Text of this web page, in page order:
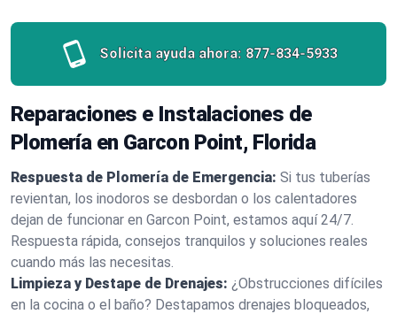
Solicita ayuda ahora: 877-834-5933
Reparaciones e Instalaciones de
Plomería en Garcon Point, Florida
Respuesta de Plomería de Emergencia: Si tus tuberías
revientan, los inodoros se desbordan o los calentadores
dejan de funcionar en Garcon Point, estamos aquí 24/7.
Respuesta rápida, consejos tranquilos y soluciones reales
cuando más las necesitas.
Limpieza y Destape de Drenajes: ¿Obstrucciones difíciles
en la cocina o el baño? Destapamos drenajes bloqueados,